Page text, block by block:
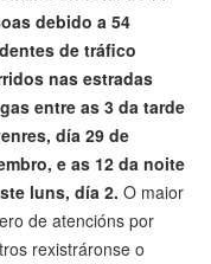
debido a 54
de tráfico
nas estradas
entre as 3 da tarde
día 29 de
e as 12 da noite
luns, día 2. O maior
de atencións por
rexistráronse o